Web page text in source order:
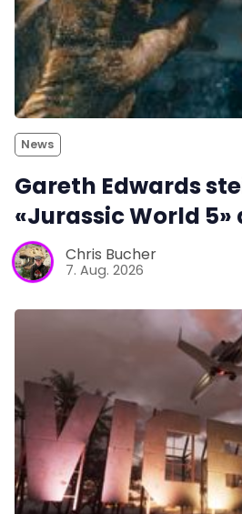
News
Gareth Edwards
«Jurassic World 5»
Chris Bucher
7. Aug. 2026